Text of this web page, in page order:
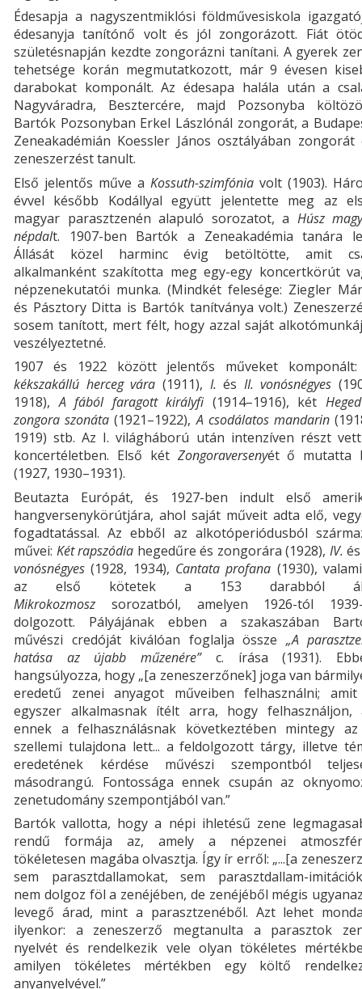
Édesapja a nagyszentmiklósi földművesiskola
édesanyja tanítónő volt és jól zongorázott. Fiát
születésnapján kezdte zongorázni tanítani. A gyerek
tehetsége korán megmutatkozott, már 9 évesen
darabokat komponált. Az édesapa halála után a
Nagyváradra, Besztercére, majd Pozsonyba
Bartók Pozsonyban Erkel Lászlónál zongorát, a
Zeneakadémián Koessler János osztályában zongorát
zeneszerzést tanult.
Első jelentős műve a Kossuth-szimfónia volt (1903).
évvel később Kodállyal együtt jelentette meg az
magyar parasztzenén alapuló sorozatot, a Húsz
népdalt. 1907-ben Bartók a Zeneakadémia tanára
Állását közel harminc évig betöltötte, amit
alkalmanként szakította meg egy-egy koncertkörút
népzenekutatói munka. (Mindkét felesége: Ziegler
és Pásztory Ditta is Bartók tanítványa volt.)
sosem tanított, mert félt, hogy azzal saját
veszélyeztetné.
1907 és 1922 között jelentős műveket
kékszakállú herceg vára (1911), I. és II. vonósnégyes
1918), A fából faragott királyfi (1914–1916), két
zongora szonáta (1921–1922),A csodálatos mandarin
1919) stb. Az I. világháború után intenzíven részt
koncertéletben. Első két Zongoraversenyét ő mutatta
(1927, 1930–1931).
Beutazta Európát, és 1927-ben indult első
hangversenykörútjára, ahol saját műveit adta elő,
fogadtatással. Az ebből az alkotóperiódusból
művei: Két rapszódia hegedűre és zongorára (1928), IV.és
vonósnégyes (1928, 1934), Cantata profana (1930),
az első kötetek a 153 darabból
Mikrokozmosz sorozatból, amelyen 1926-tól
dolgozott. Pályájának ebben a szakaszában
művészi credóját kiválóan foglalja össze „A
hatása az újabb műzenére”c. írása (1931).
hangsúlyozza, hogy „[a zeneszerzőnek] joga van
eredetű zenei anyagot műveiben felhasználni;
egyszer alkalmasnak ítélt arra, hogy felhasználjon,
ennek a felhasználásnak következtében mintegy
szellemi tulajdona lett... a feldolgozott tárgy, illetve
eredetének kérdése művészi szempontból
másodrangú. Fontossága ennek csupán az
zenetudomány szempontjából van.”
Bartók vallotta, hogy a népi ihletésű zene
rendű formája az, amely a népzenei
tökéletesen magába olvasztja. Így ír erről: „...[a
sem parasztdallamokat, sem parasztdallam-
nem dolgoz föl a zenéjében, de zenéjéből mégis
levegő árad, mint a parasztzenéből. Azt lehet
ilyenkor: a zeneszerző megtanulta a parasztok
nyelvét és rendelkezik vele olyan tökéletes
amilyen tökéletes mértékben egy költő
anyanyelvével.”